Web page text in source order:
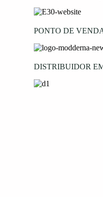
PONTO DE
DISTRIBUIDOR